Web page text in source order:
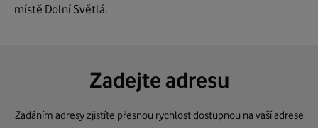
místě Dolní Světlá.
Zadejte adresu
Zadáním adresy zjistíte přesnou rychlost dostupnou na vaší adrese